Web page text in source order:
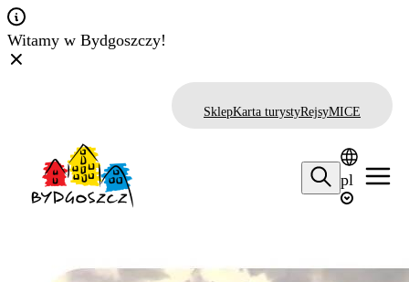
Witamy w Bydgoszczy!
SklepKarta turystyRejsyMICE
pl